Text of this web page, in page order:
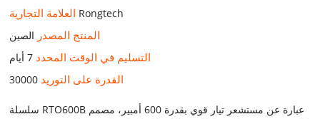
Rongtech
المنتج المصدر الصين
التسليم في الوقت المحدد 7 أيام
القدرة على التوريد 30000
سلسلة RTO600B عبارة عن مستشعر تيار قوي بقدرة 600 أمبير، مصمم